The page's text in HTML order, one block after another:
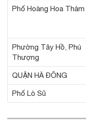
Phố Hoàng Hoa Thám
Phường Tây Hồ, Phú
Thượng
QUẬN HÀ ĐÔNG
Phố Lò Sũ